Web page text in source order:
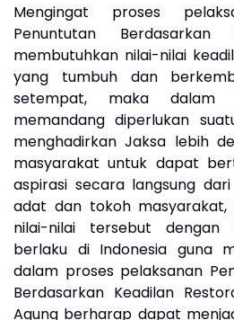
Mengingat proses
Penuntutan Berdasarkan
membutuhkan nilai-nilai
yang tumbuh dan
setempat, maka dalam
memandang diperlukan
menghadirkan Jaksa lebih
masyarakat untuk dapat
aspirasi secara langsung
adat dan tokoh masyarakat,
nilai-nilai tersebut
berlaku di Indonesia guna
dalam proses pelaksanan
Berdasarkan Keadilan
Agung berharap dapat